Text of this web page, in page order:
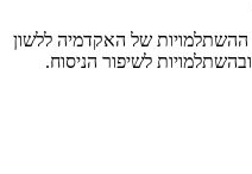
ההשתלמויות של האקדמיה ללשון
ובהשתלמויות לשיפור הניסוח.